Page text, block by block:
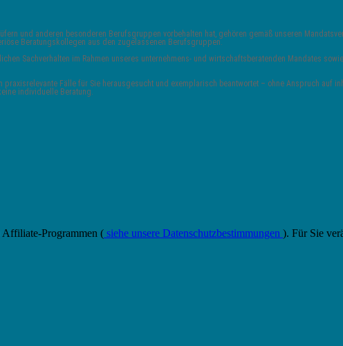
und anderen besonderen Berufsgruppen vorbehalten hat, gehören gemäß unseren
Beratungskollegen aus den zugelassenen Berufsgruppen.
Sachverhalten im Rahmen unseres unternehmens- und wirtschaftsberatenden Mandates
praxisrelevante Fälle für Sie herausgesucht und exemplarisch beantwortet – ohne Anspruch
individuelle Beratung.
Programmen ( siehe unsere Datenschutzbestimmungen ). Für Sie